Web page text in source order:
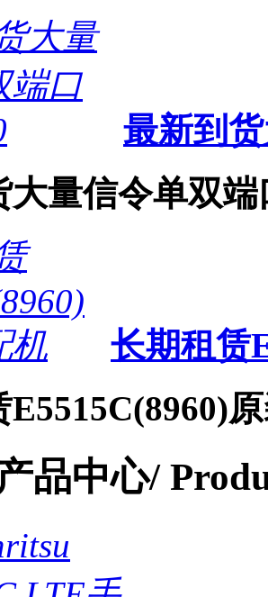
最新到
大量信令单双
长期租赁
品中心/